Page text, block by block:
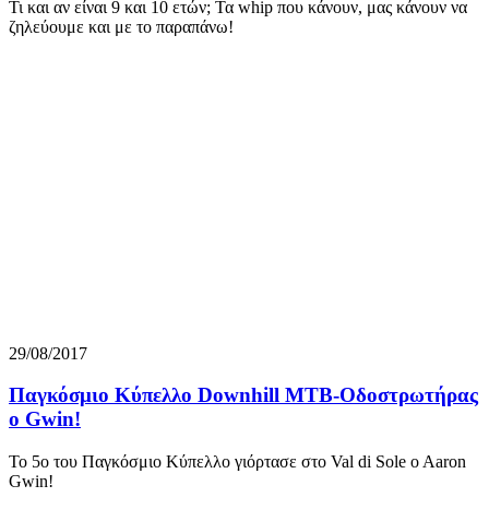
Τι και αν είναι 9 και 10 ετών; Τα whip που κάνουν, μας κάνουν να
ζηλεύουμε και με το παραπάνω!
29/08/2017
Παγκόσμιο Κύπελλο Downhill MTB-Οδοστρωτήρας
ο Gwin!
Το 5ο του Παγκόσμιο Κύπελλο γιόρτασε στο Val di Sole o Aaron
Gwin!